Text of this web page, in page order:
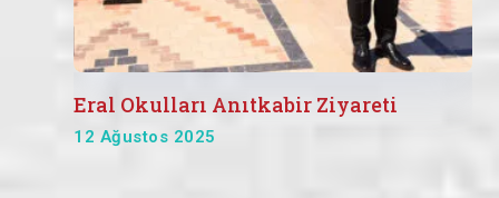
Eral Okulları Anıtkabir Ziyareti
12 Ağustos 2025